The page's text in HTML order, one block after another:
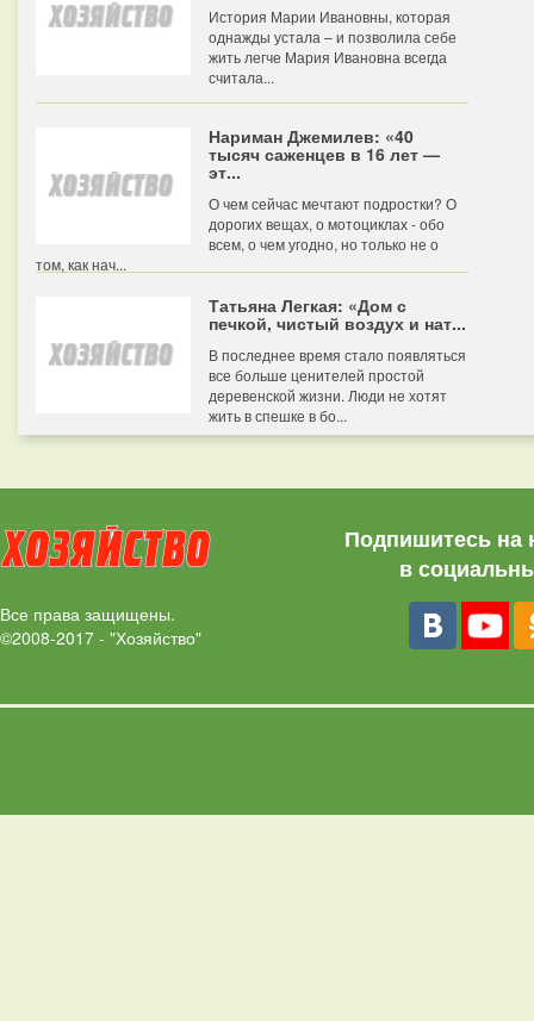
История Марии Ивановны, которая
однажды устала – и позволила себе
жить легче Мария Ивановна всегда
считала...
Нариман Джемилев: «40
тысяч саженцев в 16 лет —
эт...
О чем сейчас мечтают подростки? О
дорогих вещах, о мотоциклах - обо
всем, о чем угодно, но только не о
том, как нач...
Татьяна Легкая: «Дом с
печкой, чистый воздух и нат...
В последнее время стало появляться
все больше ценителей простой
деревенской жизни. Люди не хотят
жить в спешке в бо...
Все права защищены.
©2008-2017 - "Хозяйство"
Подпишитесь на
в